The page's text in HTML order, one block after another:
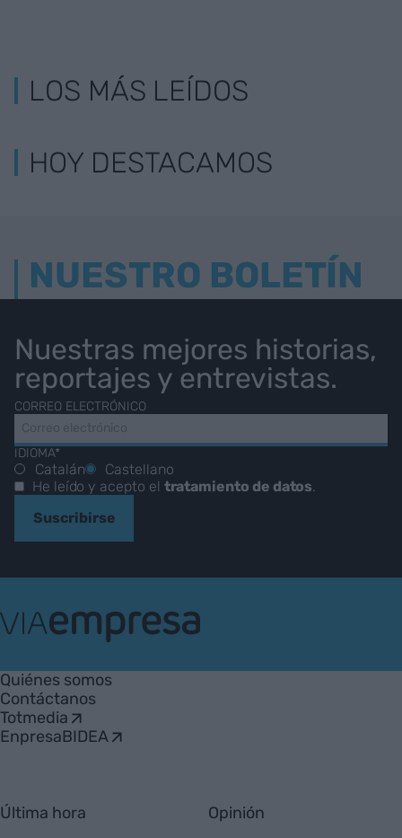
LOS MÁS LEÍDOS
HOY DESTACAMOS
NUESTRO BOLETÍN
Nuestras mejores historias,
reportajes y entrevistas.
CORREO ELECTRÓNICO
IDIOMA*
Catalán
Castellano
He leído y acepto el tratamiento de datos.
Suscribirse
Empresa
Quiénes somos
Contáctanos
Totmedia
EnpresaBIDEA
Última hora Opinión